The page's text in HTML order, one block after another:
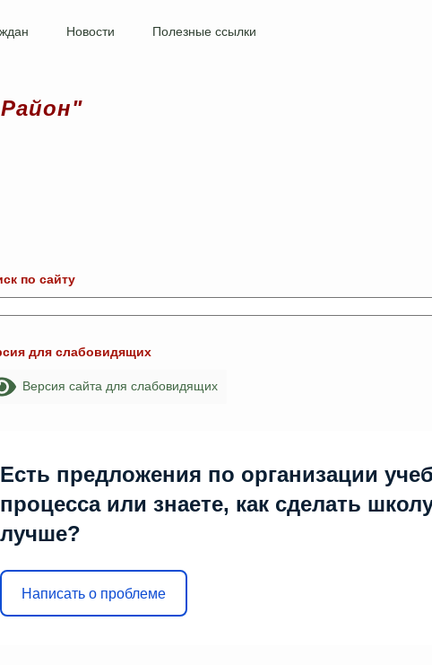
Новости
Полезные ссылки
по сайту
для слабовидящих
Версия сайта для слабовидящих
Есть предложения по организации
процесса или знаете, как сделать
лучше?
Написать о проблеме